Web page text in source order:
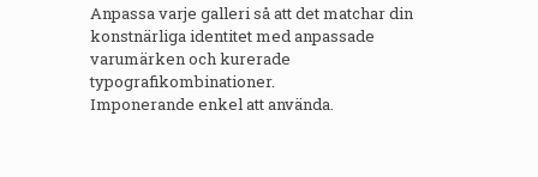
Anpassa varje galleri så att det matchar din
konstnärliga identitet med anpassade
varumärken och kurerade
typografikombinationer.
Imponerande enkel att använda.